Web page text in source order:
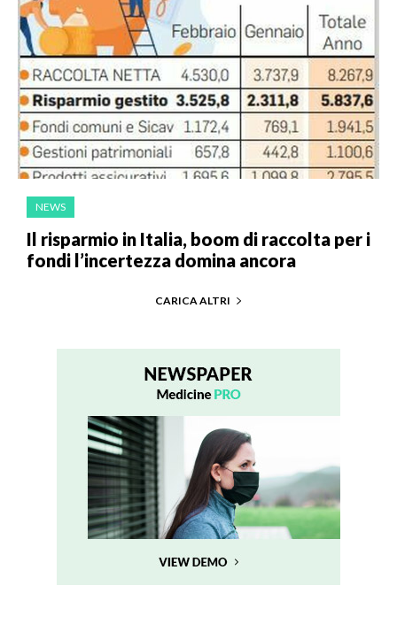
NEWS
Il risparmio in Italia, boom di raccolta per i
fondi l’incertezza domina ancora
CARICA ALTRI